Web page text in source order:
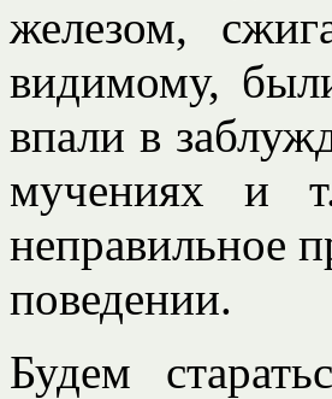
железом,
видимому,
впали в
мучениях и
неправильное
поведении.
Будем